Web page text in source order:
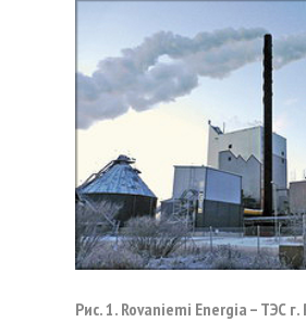
ИНСТРУМЕНТ И МАТЕРИАЛЫ
ГАЗЕТА ЛЕСПРОМФОРУМ
БИБЛИОТЕКА СПЕЦИАЛИСТА
Рис. 1. Rovaniemi Energia – ТЭС